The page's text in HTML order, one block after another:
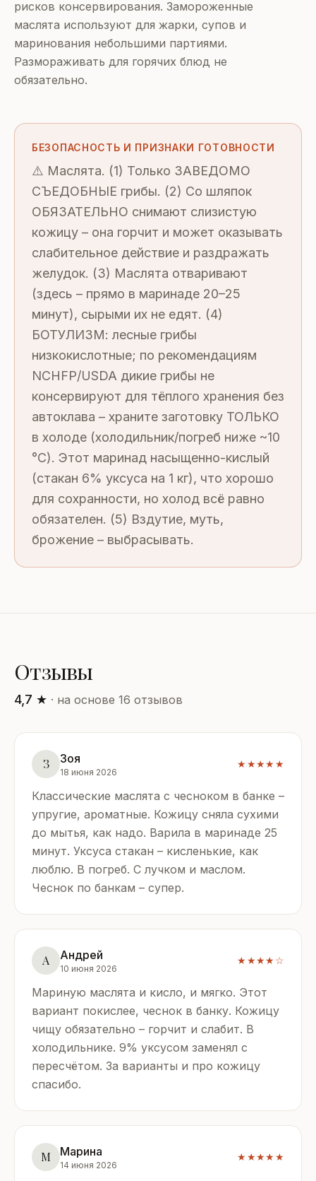
рисков консервирования. Замороженные
маслята используют для жарки, супов и
маринования небольшими партиями.
Размораживать для горячих блюд не
обязательно.
БЕЗОПАСНОСТЬ И ПРИЗНАКИ ГОТОВНОСТИ
⚠️ Маслята. (1) Только ЗАВЕДОМО
СЪЕДОБНЫЕ грибы. (2) Со шляпок
ОБЯЗАТЕЛЬНО снимают слизистую
кожицу – она горчит и может оказывать
слабительное действие и раздражать
желудок. (3) Маслята отваривают
(здесь – прямо в маринаде 20–25
минут), сырыми их не едят. (4)
БОТУЛИЗМ: лесные грибы
низкокислотные; по рекомендациям
NCHFP/USDA дикие грибы не
консервируют для тёплого хранения без
автоклава – храните заготовку ТОЛЬКО
в холоде (холодильник/погреб ниже ~10
°C). Этот маринад насыщенно-кислый
(стакан 6% уксуса на 1 кг), что хорошо
для сохранности, но холод всё равно
обязателен. (5) Вздутие, муть,
брожение – выбрасывать.
Отзывы
4,7 ★ · на основе 16 отзывов
З Зоя
18 июня 2026
★★★★★
Классические маслята с чесноком в банке –
упругие, ароматные. Кожицу сняла сухими
до мытья, как надо. Варила в маринаде 25
минут. Уксуса стакан – кисленькие, как
люблю. В погреб. С лучком и маслом.
Чеснок по банкам – супер.
А Андрей
10 июня 2026
★★★★☆
Мариную маслята и кисло, и мягко. Этот
вариант покислее, чеснок в банку. Кожицу
чищу обязательно – горчит и слабит. В
холодильнике. 9% уксусом заменял с
пересчётом. За варианты и про кожицу
спасибо.
М Марина
14 июня 2026
★★★★★